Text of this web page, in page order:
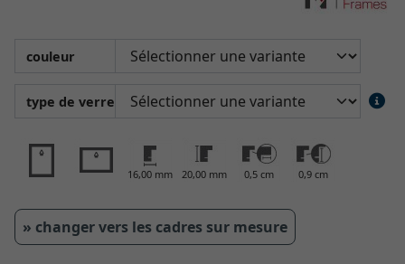
couleur
type de verre
16,00 mm 20,00 mm 0,5 cm 0,9 cm
» changer vers les cadres sur mesure